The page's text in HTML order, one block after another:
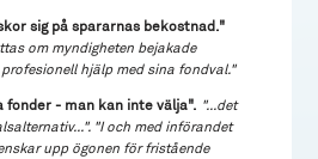
sig på spararnas bekostnad."
om myndigheten bejakade
hjälp med sina fondval."
fonder - man kan inte välja". "...det
"I och med införandet
upp ögonen för fristående